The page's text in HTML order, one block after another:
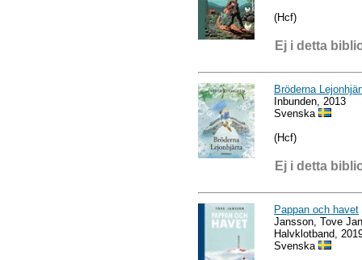
(Hcf)
Ej i detta
Bröderna
Inbunden, 2013
Svenska
(Hcf)
Ej i detta
Pappan och havet
Jansson, Tove
Halvklotband,
Svenska